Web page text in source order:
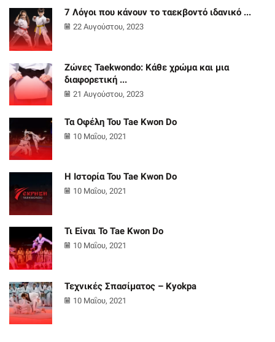
7 Λόγοι που κάνουν το ταεκβοντό ιδανικό ...
22 Αυγούστου, 2023
Ζώνες Taekwondo: Κάθε χρώμα και μια
διαφορετική ...
21 Αυγούστου, 2023
Τα Οφέλη Του Tae Kwon Do
10 Μαΐου, 2021
Η Ιστορία Του Tae Kwon Do
10 Μαΐου, 2021
Τι Είναι Το Tae Kwon Do
10 Μαΐου, 2021
Τεχνικές Σπασίματος – Kyokpa
10 Μαΐου, 2021